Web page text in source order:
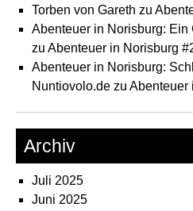
Torben von Gareth zu
Abenteuer in Norisburg:
zu Abenteuer in Norisburg
Abenteuer in Norisburg:
Nuntiovolo.de zu Abenteuer
Archiv
Juli 2025
Juni 2025